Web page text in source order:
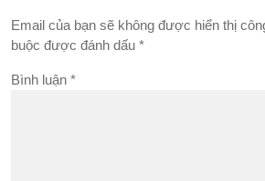
Email của bạn sẽ không được hiển thị
buộc được đánh dấu *
Bình luận *